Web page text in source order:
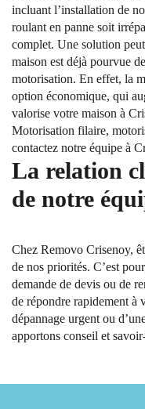
incluant l’installation de
roulant en panne soit
complet. Une solution
maison est déjà pourvue
motorisation. En effet, la
option économique, qui
valorise votre maison à
Motorisation filaire,
contactez notre équipe à
La relation
de notre
Chez Removo Crisenoy,
de nos priorités. C’est
demande de devis ou de
de répondre rapidement à
dépannage urgent ou
apportons conseil et